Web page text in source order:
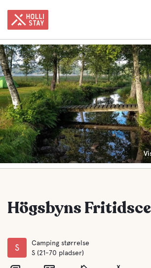
Högsbyns
S
Camping størrelse
S (21-70 pladser)